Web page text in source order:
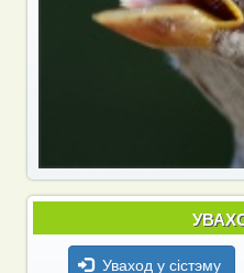
Уваход у сістэму